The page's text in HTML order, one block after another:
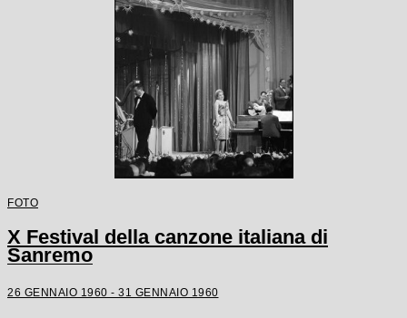
FOTO
X Festival della canzone italiana di
Sanremo
26 GENNAIO 1960 - 31 GENNAIO 1960